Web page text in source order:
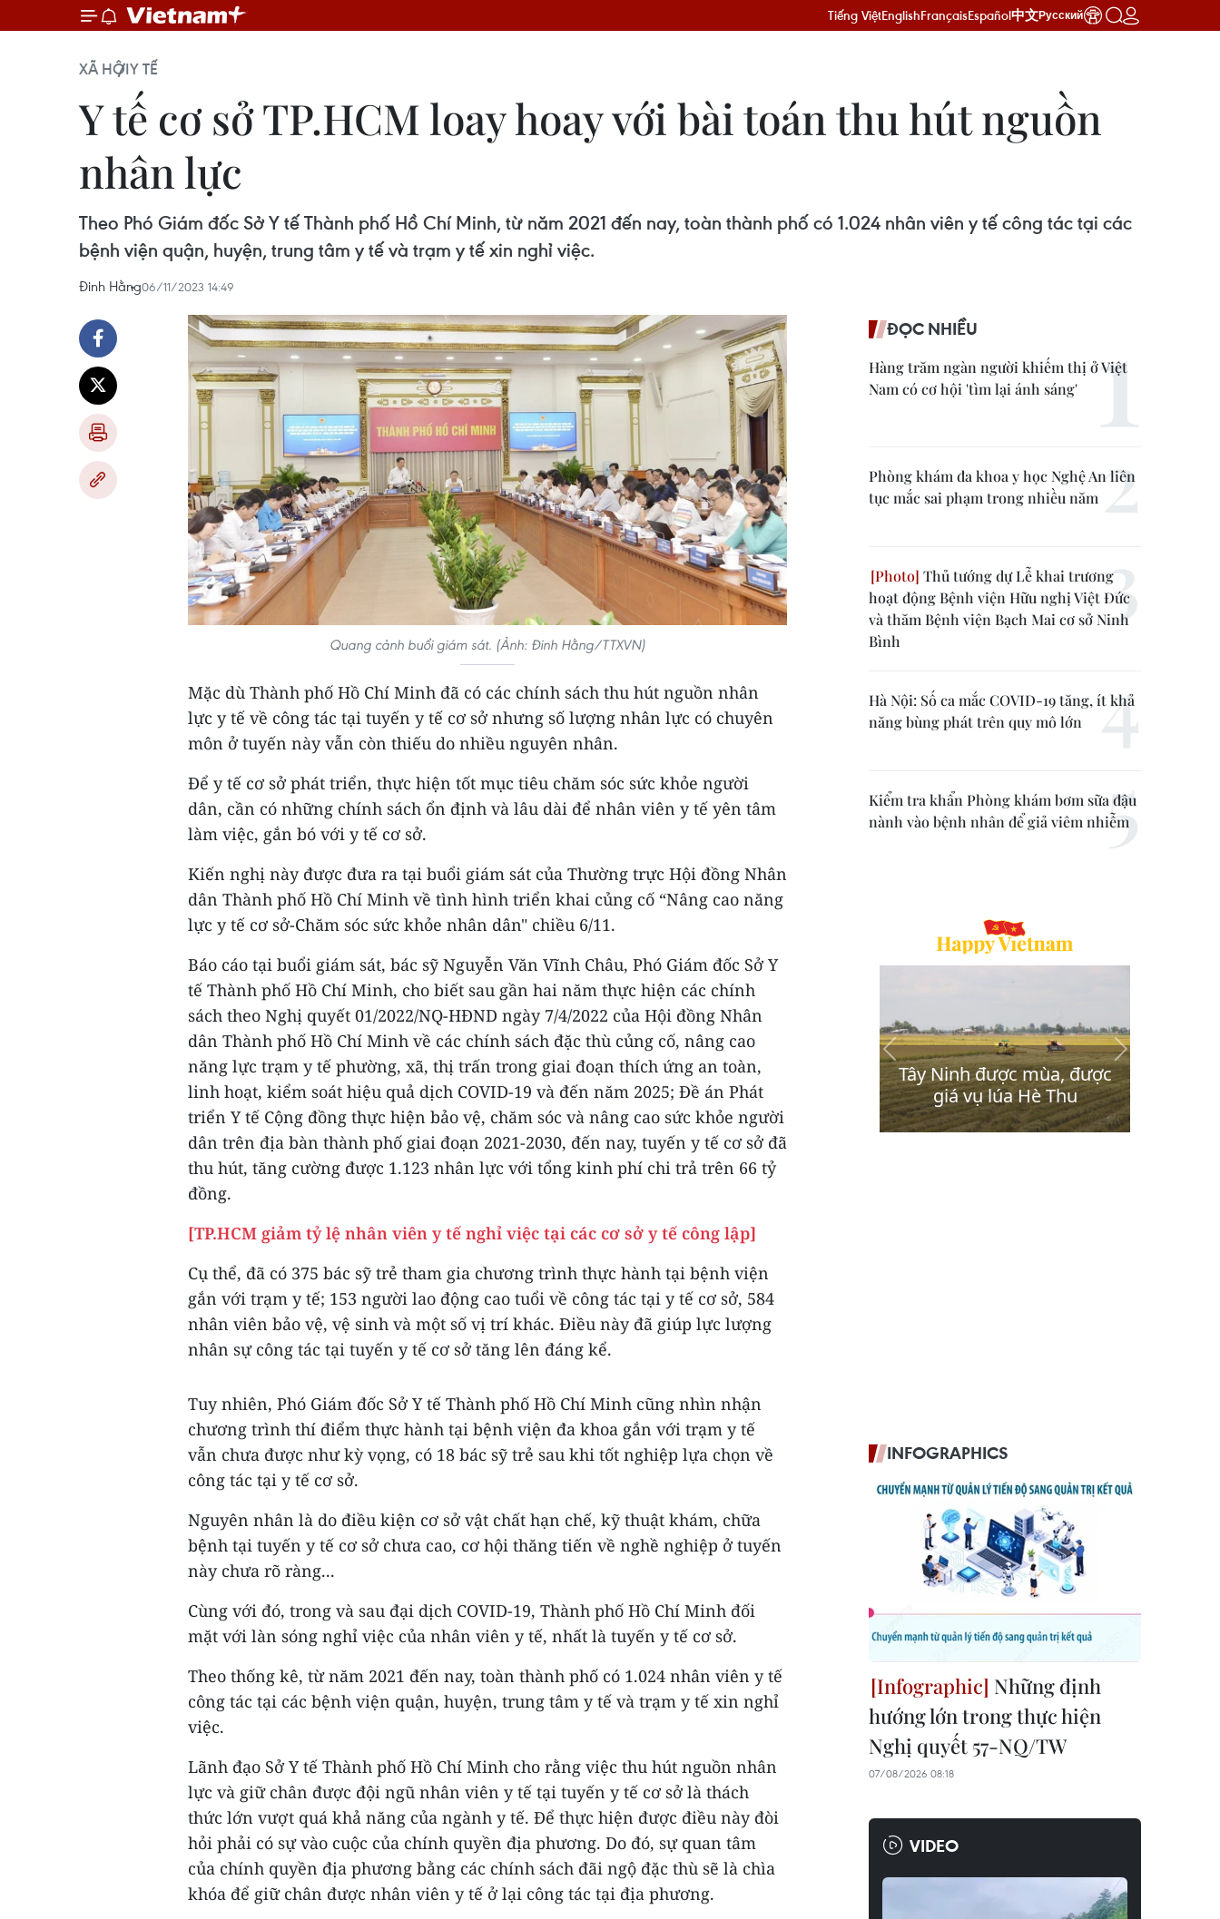
Tiếng ViệtEnglishFrançaisEspañol中文Русский
XÃ HỘIY TẾ
Y tế cơ sở TP.HCM loay hoay với bài toán thu hút nguồn
nhân lực
Theo Phó Giám đốc Sở Y tế Thành phố Hồ Chí Minh, từ năm 2021 đến nay, toàn thành phố có 1.024 nhân viên y tế công tác tại các
bệnh viện quận, huyện, trung tâm y tế và trạm y tế xin nghỉ việc.
Đinh Hằng06/11/2023 14:49
Quang cảnh buổi giám sát. (Ảnh: Đinh Hằng/TTXVN)
Mặc dù Thành phố Hồ Chí Minh đã có các chính sách thu hút nguồn nhân
lực y tế về công tác tại tuyến y tế cơ sở nhưng số lượng nhân lực có chuyên
môn ở tuyến này vẫn còn thiếu do nhiều nguyên nhân.
Để y tế cơ sở phát triển, thực hiện tốt mục tiêu chăm sóc sức khỏe người
dân, cần có những chính sách ổn định và lâu dài để nhân viên y tế yên tâm
làm việc, gắn bó với y tế cơ sở.
Kiến nghị này được đưa ra tại buổi giám sát của Thường trực Hội đồng Nhân
dân Thành phố Hồ Chí Minh về tình hình triển khai củng cố “Nâng cao năng
lực y tế cơ sở-Chăm sóc sức khỏe nhân dân" chiều 6/11.
Báo cáo tại buổi giám sát, bác sỹ Nguyễn Văn Vĩnh Châu, Phó Giám đốc Sở Y
tế Thành phố Hồ Chí Minh, cho biết sau gần hai năm thực hiện các chính
sách theo Nghị quyết 01/2022/NQ-HĐND ngày 7/4/2022 của Hội đồng Nhân
dân Thành phố Hồ Chí Minh về các chính sách đặc thù củng cố, nâng cao
năng lực trạm y tế phường, xã, thị trấn trong giai đoạn thích ứng an toàn,
linh hoạt, kiểm soát hiệu quả dịch COVID-19 và đến năm 2025; Đề án Phát
triển Y tế Cộng đồng thực hiện bảo vệ, chăm sóc và nâng cao sức khỏe người
dân trên địa bàn thành phố giai đoạn 2021-2030, đến nay, tuyến y tế cơ sở đã
thu hút, tăng cường được 1.123 nhân lực với tổng kinh phí chi trả trên 66 tỷ
đồng.
[TP.HCM giảm tỷ lệ nhân viên y tế nghỉ việc tại các cơ sở y tế công lập]
Cụ thể, đã có 375 bác sỹ trẻ tham gia chương trình thực hành tại bệnh viện
gắn với trạm y tế; 153 người lao động cao tuổi về công tác tại y tế cơ sở, 584
nhân viên bảo vệ, vệ sinh và một số vị trí khác. Điều này đã giúp lực lượng
nhân sự công tác tại tuyến y tế cơ sở tăng lên đáng kể.
Tuy nhiên, Phó Giám đốc Sở Y tế Thành phố Hồ Chí Minh cũng nhìn nhận
chương trình thí điểm thực hành tại bệnh viện đa khoa gắn với trạm y tế
vẫn chưa được như kỳ vọng, có 18 bác sỹ trẻ sau khi tốt nghiệp lựa chọn về
công tác tại y tế cơ sở.
Nguyên nhân là do điều kiện cơ sở vật chất hạn chế, kỹ thuật khám, chữa
bệnh tại tuyến y tế cơ sở chưa cao, cơ hội thăng tiến về nghề nghiệp ở tuyến
này chưa rõ ràng...
Cùng với đó, trong và sau đại dịch COVID-19, Thành phố Hồ Chí Minh đối
mặt với làn sóng nghỉ việc của nhân viên y tế, nhất là tuyến y tế cơ sở.
Theo thống kê, từ năm 2021 đến nay, toàn thành phố có 1.024 nhân viên y tế
công tác tại các bệnh viện quận, huyện, trung tâm y tế và trạm y tế xin nghỉ
việc.
Lãnh đạo Sở Y tế Thành phố Hồ Chí Minh cho rằng việc thu hút nguồn nhân
lực và giữ chân được đội ngũ nhân viên y tế tại tuyến y tế cơ sở là thách
thức lớn vượt quá khả năng của ngành y tế. Để thực hiện được điều này đòi
hỏi phải có sự vào cuộc của chính quyền địa phương. Do đó, sự quan tâm
của chính quyền địa phương bằng các chính sách đãi ngộ đặc thù sẽ là chìa
khóa để giữ chân được nhân viên y tế ở lại công tác tại địa phương.
ĐỌC NHIỀU
Hàng trăm ngàn người khiếm thị ở Việt
Nam có cơ hội 'tìm lại ánh sáng'
Phòng khám đa khoa y học Nghệ An liên
tục mắc sai phạm trong nhiều năm
Thủ tướng dự Lễ khai trương
hoạt động Bệnh viện Hữu nghị Việt Đức
và thăm Bệnh viện Bạch Mai cơ sở Ninh
Bình
Hà Nội: Số ca mắc COVID-19 tăng, ít khả
năng bùng phát trên quy mô lớn
Kiểm tra khẩn Phòng khám bơm sữa đậu
nành vào bệnh nhân để giả viêm nhiễm
INFOGRAPHICS
Những định
hướng lớn trong thực hiện
Nghị quyết 57-NQ/TW
07/08/2026 08:18
VIDEO